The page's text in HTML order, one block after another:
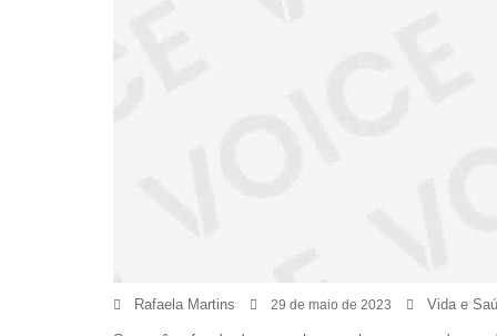
Rafaela Martins 29 de maio de 2023 Vida e